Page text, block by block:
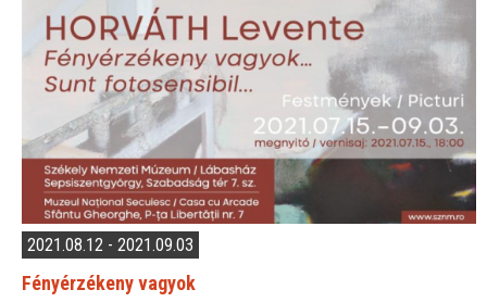
2021.08.12 - 2021.09.03
Fényérzékeny vagyok